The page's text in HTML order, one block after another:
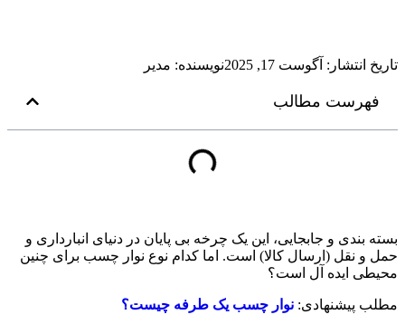
تاریخ انتشار: آگوست 17, 2025 نویسنده: مدیر
فهرست مطالب
بسته‌ بندی و جابجایی، این یک چرخه بی ‌پایان در دنیای انبارداری و
حمل ‌و نقل (ارسال کالا) است. اما کدام نوع نوار چسب برای چنین
محیطی ایده ‌آل است؟
مطلب پیشنهادی: نوار چسب یک طرفه چیست؟